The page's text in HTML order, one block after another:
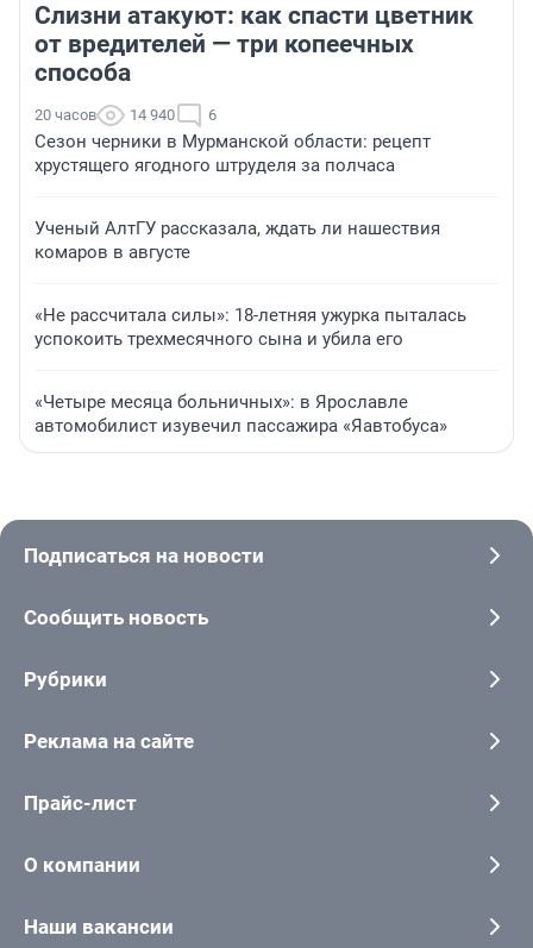
Слизни атакуют: как спасти цветник
от вредителей — три копеечных
способа
20 часов 14 940 6
Сезон черники в Мурманской области: рецепт
хрустящего ягодного штруделя за полчаса
Ученый АлтГУ рассказала, ждать ли нашествия
комаров в августе
«Не рассчитала силы»: 18-летняя ужурка пыталась
успокоить трехмесячного сына и убила его
«Четыре месяца больничных»: в Ярославле
автомобилист изувечил пассажира «Яавтобуса»
Подписаться на новости
Сообщить новость
Рубрики
Реклама на сайте
Прайс-лист
О компании
Наши вакансии